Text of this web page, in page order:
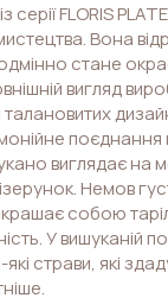
серії FLORIS
Вона
стане
вигляд
поєднання
виглядає на
Немов
собою
У вишуканій
страви, які